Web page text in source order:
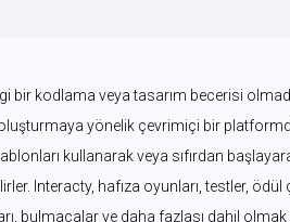
bir kodlama veya tasarım becerisi
yönelik çevrimiçi bir
kullanarak veya sıfırdan
Interacty, hafıza oyunları, testler, ödül
bulmacalar ve daha fazlası dahil